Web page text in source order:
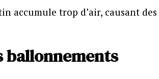
accumule trop d’air, causant
ballonnements